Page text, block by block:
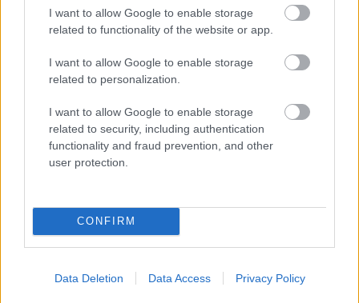
I want to allow Google to enable storage
related to functionality of the website or app.
I want to allow Google to enable storage
related to personalization.
I want to allow Google to enable storage
related to security, including authentication
functionality and fraud prevention, and other
user protection.
CONFIRM
Data Deletion Data Access Privacy Policy
στη διαδικασία παρέμβασης.
ειδικές ανάγκες με την έννοια της σοβαρής αναπηρίας,
αλλά δημιουργεί σημαντικές προκλήσεις στον σχολικό
να διαχειριστούν αποτελεσματικά τις δυσκολίες τους.
«Η δυσλεξία δεν είναι ταμπού», υπογραμμίζει η κα
Οικονόμου. «Οι γονείς χρειάζεται να την αποδεχθούν και
να μιλήσουν ανοιχτά, χωρίς φόβο ή ενοχές. Η κοινή
ενθάρρυνση είναι το πιο σημαντικό όπλο απέναντι σε μια
μαθησιακή δυσκολία που αφορά ολόκληρη τη ζωή του
παιδιού, όχι μόνο τα σχολικά χρόνια».
ygeiamou.gr